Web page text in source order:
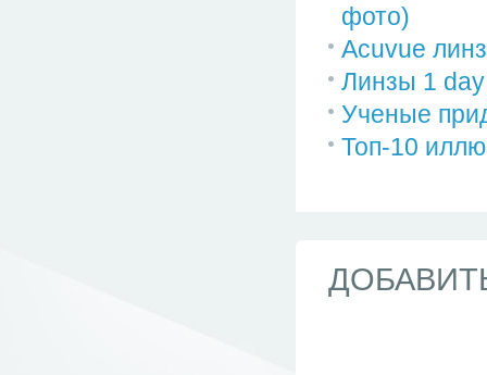
фото)
Acuvue
Линзы 1
Ученые
Топ-10